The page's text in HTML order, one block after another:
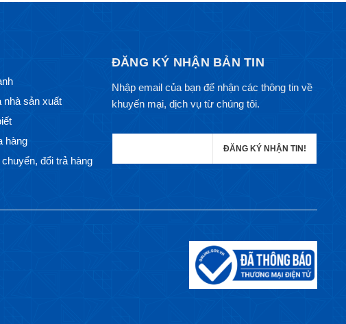
nhà sản xuất
hàng
đổi trả hàng
ĐĂNG KÝ NHẬN BẢN TIN
Nhập email của bạn để nhận các thông tin về
khuyến mại, dịch vụ từ chúng tôi.